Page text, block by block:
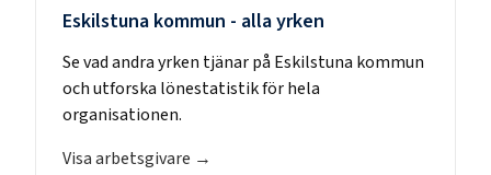
Eskilstuna kommun - alla yrken
Se vad andra yrken tjänar på Eskilstuna kommun
och utforska lönestatistik för hela
organisationen.
Visa arbetsgivare →